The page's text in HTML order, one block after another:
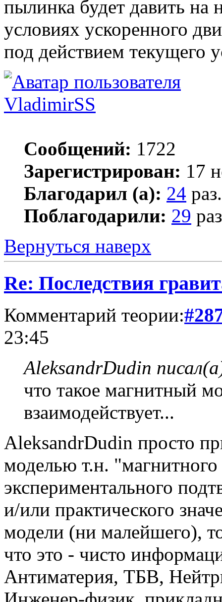
пылинка будет давить на
условиях ускоренного
под действием текущего
VladimirSS
Сообщений: 1722
Зарегистрирован: 17
Благодарил (а): 24 раз.
Поблагодарили: 29
Вернуться наверх
Re: Последствия
Комментарий теории:
23:45
AleksandrDudin
что такое магнитный
взаимодействует...
AleksandrDudin просто
моделью т.н.
экспериментального
и/или практического
модели (ни малейшего),
что это - чисто
Антиматерия, ТБВ,